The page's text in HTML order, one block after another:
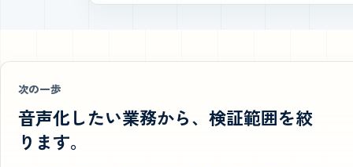
次の一歩
音声化したい業務から、検証範囲を絞
ります。